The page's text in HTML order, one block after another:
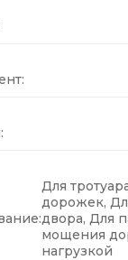
Для
дорожек,
двора, Для
мощения
нагрузкой